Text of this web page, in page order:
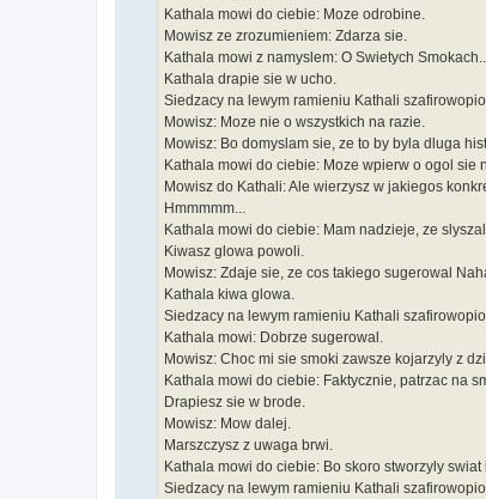
Kathala mowi do ciebie: Moze odrobine.
Mowisz ze zrozumieniem: Zdarza sie.
Kathala mowi z namyslem: O Swietych
Kathala drapie sie w ucho.
Siedzacy na lewym ramieniu Kathali
Mowisz: Moze nie o wszystkich na razie.
Mowisz: Bo domyslam sie, ze to by byla dluga
Kathala mowi do ciebie: Moze wpierw o ogol sie
Mowisz do Kathali: Ale wierzysz w jakiegos
Hmmmmm...
Kathala mowi do ciebie: Mam nadzieje, ze
Kiwasz glowa powoli.
Mowisz: Zdaje sie, ze cos takiego sugerowal
Kathala kiwa glowa.
Siedzacy na lewym ramieniu Kathali
Kathala mowi: Dobrze sugerowal.
Mowisz: Choc mi sie smoki zawsze kojarzyly z
Kathala mowi do ciebie: Faktycznie, patrzac na
Drapiesz sie w brode.
Mowisz: Mow dalej.
Marszczysz z uwaga brwi.
Kathala mowi do ciebie: Bo skoro stworzyly
Siedzacy na lewym ramieniu Kathali